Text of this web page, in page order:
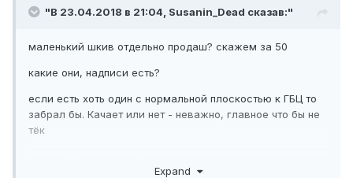
"В 23.04.2018 в 21:04, Susanin_Dead сказав:"
маленький шкив отдельно продаш? скажем за 50
какие они, надписи есть?
если есть хоть один с нормальной плоскостью к ГБЦ то
забрал бы. Качает или нет - неважно, главное что бы не
тёк
Expand